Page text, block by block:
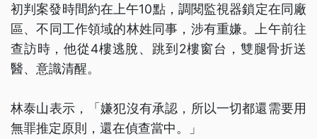
初判案發時間約在上午10點，調閱監視器鎖定在同廠
區、不同工作領域的林姓同事，涉有重嫌。上午前往
查訪時，他從4樓逃脫、跳到2樓窗台，雙腿骨折送
醫、意識清醒。
林泰山表示，「嫌犯沒有承認，所以一切都還需要用
無罪推定原則，還在偵查當中。」